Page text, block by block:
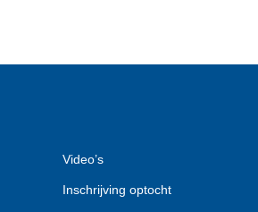
Video’s
Inschrijving optocht